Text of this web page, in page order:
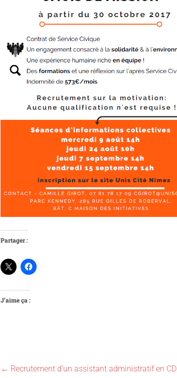
Partager :
J’aime ça :
← Recrutement d’un assistant administratif en